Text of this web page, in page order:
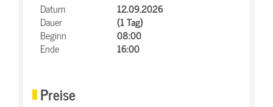
Datum
12.09.2026
Dauer
(1 Tag)
Beginn
08:00
Ende
16:00
Preise